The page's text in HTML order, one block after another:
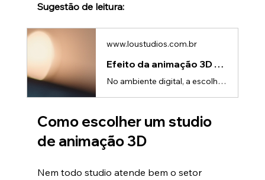
Sugestão de leitura:
www.loustudios.com.br
Efeito da animação 3D na decisão de compra: aumente conversão
No ambiente digital, a escolha do cliente não é totalmente racional.Ela acontece rápido — muitas vezes em poucos segundos.Nesse curto espaço de tempo, o cliente decide: • Se continua vendo • Se entende o produto • Se confia na marca👉 E é exatamente aqui que entra o efeito da animação 3D.O problema: quando o cliente não entende, ele não escolheA maioria das decisões travam por um motivo simples: • Falta de clareza • Excesso de informação técnica • Baixa diferenciação visual👉 Resultado: o client
Como escolher um studio
de animação 3D
Nem todo studio atende bem o setor